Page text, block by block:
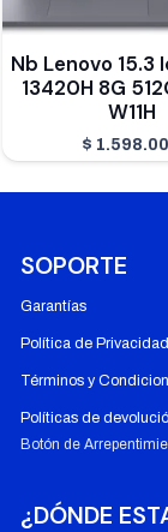
Nb Lenovo 15.3
13420H 8G
W11H
$
SOPORTE
Garantías
Política de Privacidad
Términos y
Políticas de
Botón de
¿DÓNDE